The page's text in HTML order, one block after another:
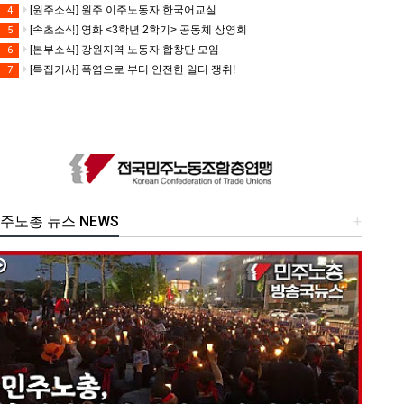
4 [원주소식] 원주 이주노동자 한국어교실
5 [속초소식] 영화 <3학년 2학기> 공동체 상영회
6 [본부소식] 강원지역 노동자 합창단 모임
7 [특집기사] 폭염으로 부터 안전한 일터 쟁취!
+
노총 뉴스 NEWS